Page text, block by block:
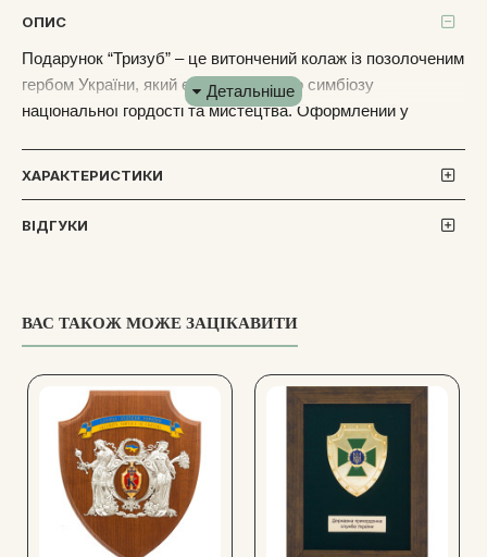
ОПИС
Подарунок “Тризуб” – це витончений колаж із позолоченим
гербом України, який є прагненням до симбіозу
національної гордості та мистецтва. Оформлений у
установ, так і для осель громадян, які пишаються своєю
тому стане значущим подарунком для кожного патріота.
продемонструвати повагу до української історії та гордість
за приналежність до української нації.
Якщо ви хочете внести штрих національного колориту у
ваш офісний простір чи додати нотку елегантності в
домашнє оточення, цей колаж є ідеальним вибором.
ХАРАКТЕРИСТИКИ
ВІДГУКИ
ВАС ТАКОЖ МОЖЕ ЗАЦІКАВИТИ